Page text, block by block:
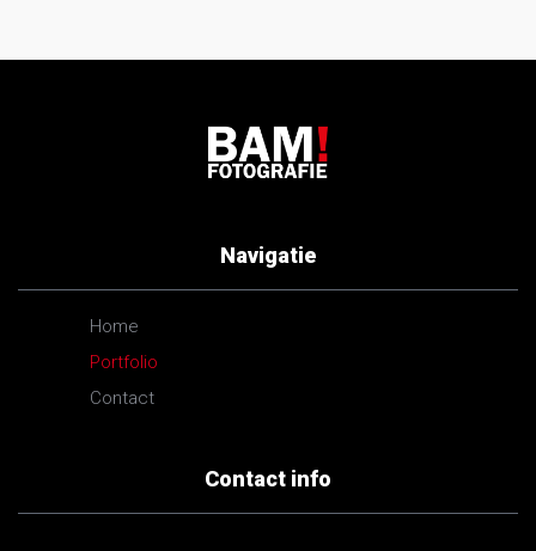
Navigatie
Home
Portfolio
Contact
Contact info